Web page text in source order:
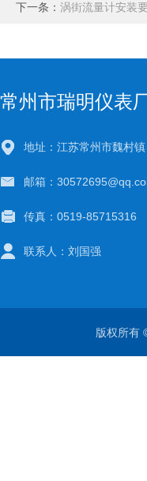
下一条： 涡街流量计安装
常州市瑞明仪表
地址：江苏常州市魏村镇
邮箱：
传真：0519-85715316
联系人：刘国强
版权所有